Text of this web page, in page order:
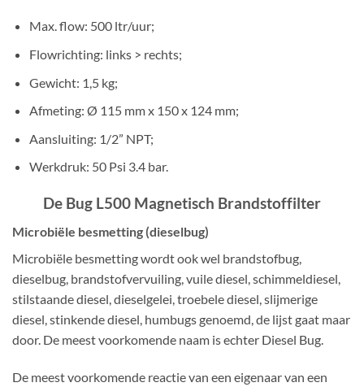
Max. flow: 500 ltr/uur;
Flowrichting: links > rechts;
Gewicht: 1,5 kg;
Afmeting: Ø 115 mm x 150 x 124 mm;
Aansluiting: 1/2” NPT;
Werkdruk: 50 Psi 3.4 bar.
De Bug L500 Magnetisch Brandstoffilter
Microbiële besmetting (dieselbug)
Microbiële besmetting wordt ook wel brandstofbug,
dieselbug, brandstofvervuiling, vuile diesel, schimmeldiesel,
stilstaande diesel, dieselgelei, troebele diesel, slijmerige
diesel, stinkende diesel, humbugs genoemd, de lijst gaat maar
door. De meest voorkomende naam is echter Diesel Bug.
De meest voorkomende reactie van een eigenaar van een